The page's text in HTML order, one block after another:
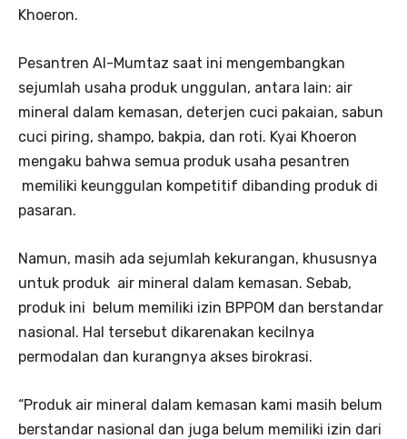
Khoeron.
Pesantren Al-Mumtaz saat ini mengembangkan
sejumlah usaha produk unggulan, antara lain: air
mineral dalam kemasan, deterjen cuci pakaian, sabun
cuci piring, shampo, bakpia, dan roti. Kyai Khoeron
mengaku bahwa semua produk usaha pesantren
memiliki keunggulan kompetitif dibanding produk di
pasaran.
Namun, masih ada sejumlah kekurangan, khususnya
untuk produk air mineral dalam kemasan. Sebab,
produk ini belum memiliki izin BPPOM dan berstandar
nasional. Hal tersebut dikarenakan kecilnya
permodalan dan kurangnya akses birokrasi.
“Produk air mineral dalam kemasan kami masih belum
berstandar nasional dan juga belum memiliki izin dari